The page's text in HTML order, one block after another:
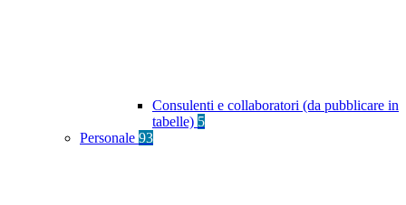
Consulenti e collaboratori (da pubblicare in
tabelle) 5
Personale 93